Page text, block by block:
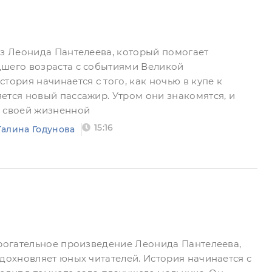
Леонида Пантелеева, который помогает
возраста с событиями Великой
начинается с того, как ночью в купе к
новый пассажир. Утром они знакомятся, и
своей жизненной
Годунова 15:16
произведение Леонида Пантелеева,
юных читателей. История начинается с